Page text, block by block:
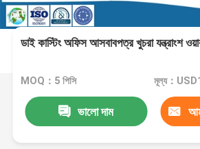
ডাই কাস্টিং অফিস আসবাবপত্র খুচরা যন্ত্রাংশ
MOQ：5 পিসি মূল্য：USD1
ভালো দাম